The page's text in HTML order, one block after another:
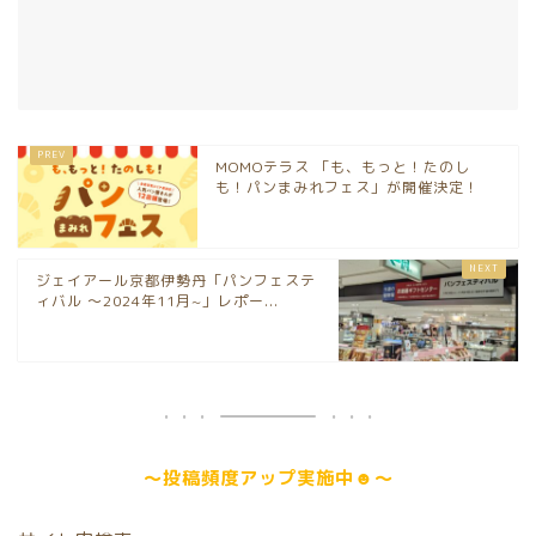
MOMOテラス 「も、もっと！たのし
も！パンまみれフェス」が開催決定！
ジェイアール京都伊勢丹「パンフェステ
ィバル ～2024年11月~」レポー...
～投稿頻度アップ実施中☻～